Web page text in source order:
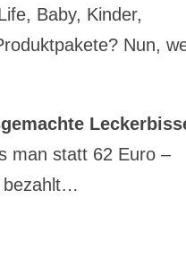
Baby, Kinder,
Nun,
man statt 62 Euro –
bezahlt…